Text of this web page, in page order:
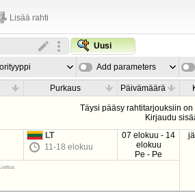
Lisää rahti
Uusi
Add parameters
Purkaus Päivämäärä
Täysi pääsy rahtitarjouksiin
Kirjaudu
LT
11-18 elokuu
07 elokuu - 14
elokuu
Pe - Pe